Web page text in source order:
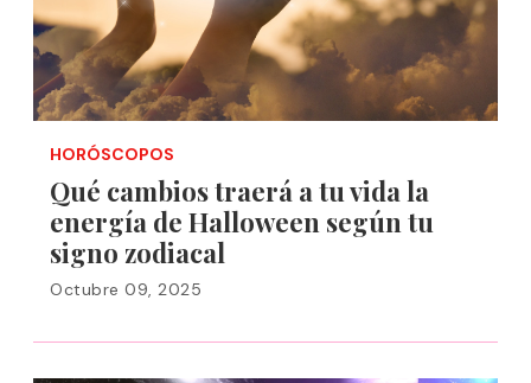
HORÓSCOPOS
Qué cambios traerá a tu vida la
energía de Halloween según tu
signo zodiacal
Octubre 09, 2025